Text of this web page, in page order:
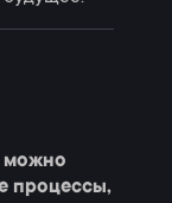
можно
процессы,